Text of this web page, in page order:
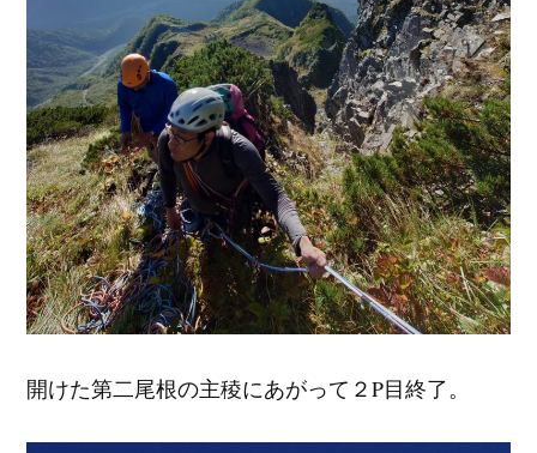
開けた第二尾根の主稜にあがって２P目終了。